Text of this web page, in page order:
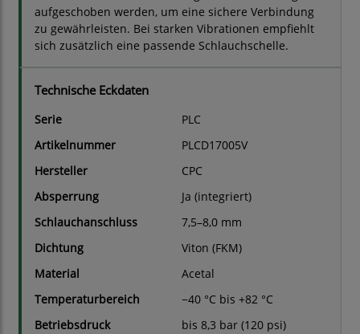
aufgeschoben werden, um eine sichere Verbindung
zu gewährleisten. Bei starken Vibrationen empfiehlt
sich zusätzlich eine passende Schlauchschelle.
Technische Eckdaten
Serie
PLC
Artikelnummer
PLCD17005V
Hersteller
CPC
Absperrung
Ja (integriert)
Schlauchanschluss
7,5–8,0 mm
Dichtung
Viton (FKM)
Material
Acetal
Temperaturbereich
−40 °C bis +82 °C
Betriebsdruck
bis 8,3 bar (120 psi)